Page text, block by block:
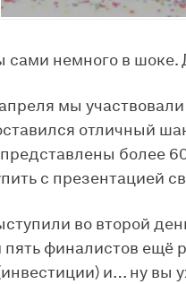
сами немного в шоке.
мы
отличный
более
с презентацией
во второй
пять финалистов ещё
и… ну вы